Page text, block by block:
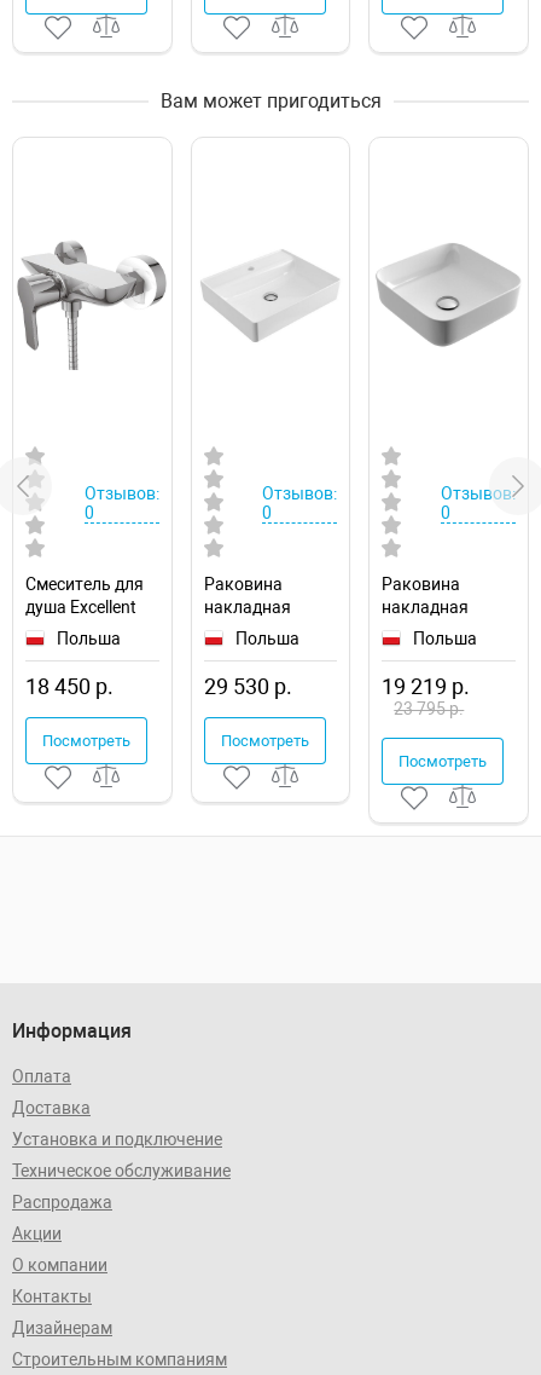
Вам может пригодиться
Отзывов:
0
Смеситель для
душа Excellent
ApomeaПольша
18 450 р.
Посмотреть
Отзывов:
0
Раковина
накладная
Excellent x50
Польша
29 530 р.
Посмотреть
Отзывов:
0
Раковина
накладная
Excellent Cori 38
Польша
19 219 р.
23 795 р.
Посмотреть
Информация
Оплата
Доставка
Установка и подключение
Техническое обслуживание
Распродажа
Акции
О компании
Контакты
Дизайнерам
Строительным компаниям